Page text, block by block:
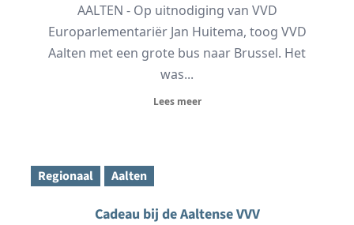
AALTEN - Op uitnodiging van VVD
Europarlementariër Jan Huitema, toog VVD
Aalten met een grote bus naar Brussel. Het
was...
Lees meer
Regionaal Aalten
Cadeau bij de Aaltense VVV